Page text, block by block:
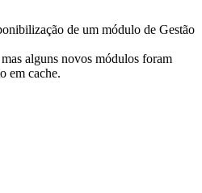
de um módulo de Gestão
alguns novos módulos foram
em cache.